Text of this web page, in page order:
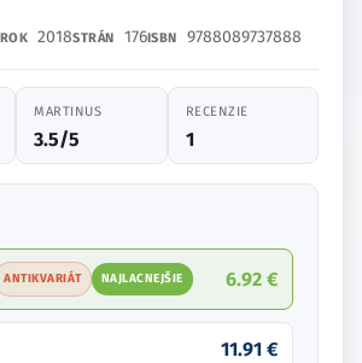
ROK 2018STRÁN 176ISBN 9788089737888
MARTINUS
3.5/5
RECENZIE
1
ANTIKVARIÁT NAJLACNEJŠIE 6.92 €
11.91 €